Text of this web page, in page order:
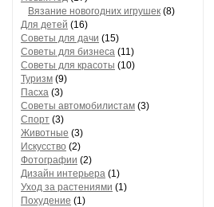
Вязание новогодних игрушек (8)
Для детей (16)
Советы для дачи (15)
Советы для бизнеса (11)
Советы для красоты (10)
Туризм (9)
Пасха (3)
Советы автомобилистам (3)
Спорт (3)
Животные (3)
Искусство (2)
Фотографии (2)
Дизайн интерьера (1)
Уход за растениями (1)
Похудение (1)